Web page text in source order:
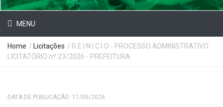
MENU
Home / Licitações / R E I N I C I O - PROCESSO ADMINISTRATIVO
LICITATÓRIO nº 23/2026 - PREFEITURA
DATA DE PUBLICAÇÃO: 11/05/2026